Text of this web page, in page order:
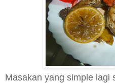
Masakan yang simple lagi